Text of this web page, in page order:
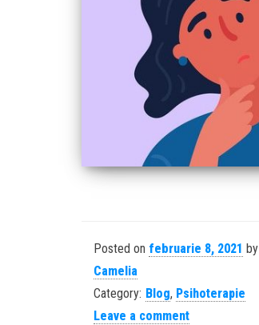
Posted on februarie 8, 2021 by
Camelia
Category: Blog, Psihoterapie
Leave a comment